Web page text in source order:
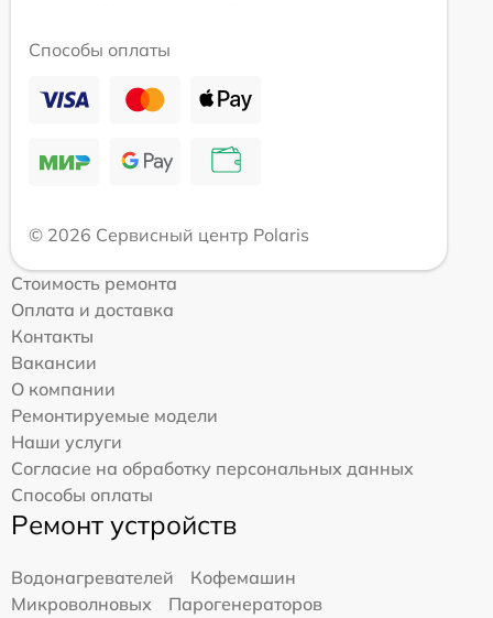
Способы оплаты
© 2026 Сервисный центр Polaris
Стоимость ремонта
Оплата и доставка
Контакты
Вакансии
О компании
Ремонтируемые модели
Наши услуги
Согласие на обработку персональных данных
Способы оплаты
Ремонт устройств
Водонагревателей
Кофемашин
Микроволновых
Парогенераторов